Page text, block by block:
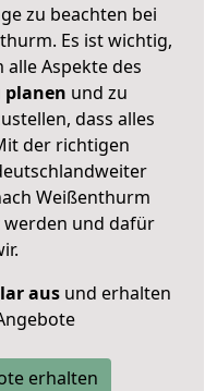
zu beachten bei
Es ist wichtig,
alle Aspekte des
planen und zu
dass alles
der richtigen
Weißenthurm
und dafür
ausund erhalten
erhalten